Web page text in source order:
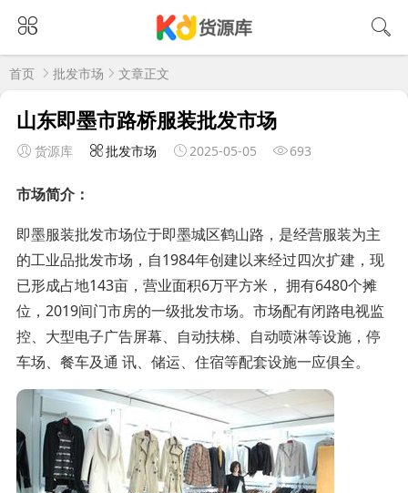
首页 批发市场 文章正文
山东即墨市路桥服装批发市场
货源库 批发市场 2025-05-05 693
市场简介：
即墨服装批发市场位于即墨城区鹤山路，是经营服装为主
的工业品批发市场，自1984年创建以来经过四次扩建，现
已形成占地143亩，营业面积6万平方米， 拥有6480个摊
位，2019间门市房的一级批发市场。市场配有闭路电视监
控、大型电子广告屏幕、自动扶梯、自动喷淋等设施，停
车场、餐车及通 讯、储运、住宿等配套设施一应俱全。